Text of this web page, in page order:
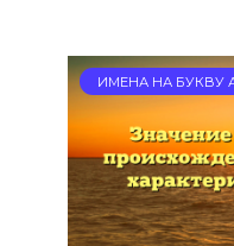
ИМЕНА НА БУКВУ